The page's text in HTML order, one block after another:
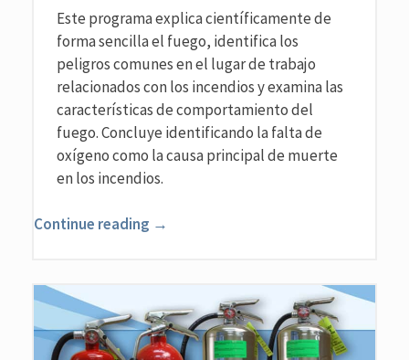
Este programa explica científicamente de
forma sencilla el fuego, identifica los
peligros comunes en el lugar de trabajo
relacionados con los incendios y examina las
características de comportamiento del
fuego. Concluye identificando la falta de
oxígeno como la causa principal de muerte
en los incendios.
Continue reading →